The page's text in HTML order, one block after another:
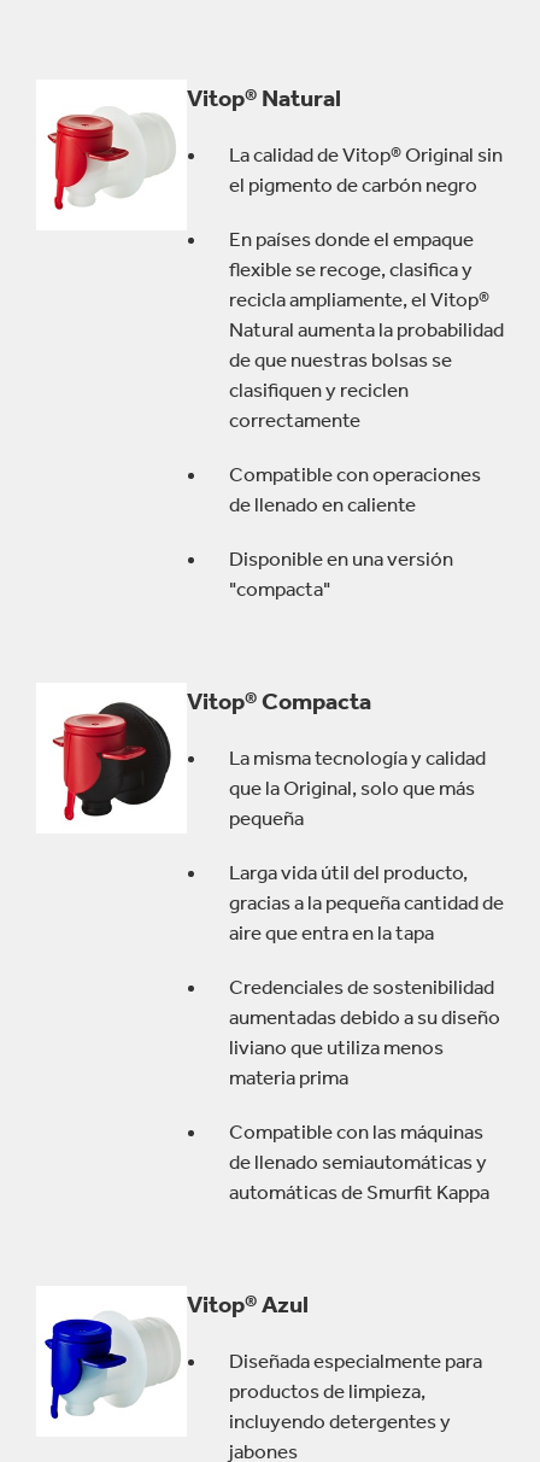
Vitop® Natural
La calidad de Vitop® Original sin
el pigmento de carbón negro
En países donde el empaque
flexible se recoge, clasifica y
recicla ampliamente, el Vitop®
Natural aumenta la probabilidad
de que nuestras bolsas se
clasifiquen y reciclen
correctamente
Compatible con operaciones
de llenado en caliente
Disponible en una versión
"compacta"
Vitop® Compacta
La misma tecnología y calidad
que la Original, solo que más
pequeña
Larga vida útil del producto,
gracias a la pequeña cantidad de
aire que entra en la tapa
Credenciales de sostenibilidad
aumentadas debido a su diseño
liviano que utiliza menos
materia prima
Compatible con las máquinas
de llenado semiautomáticas y
automáticas de Smurfit Kappa
Vitop® Azul
Diseñada especialmente para
productos de limpieza,
incluyendo detergentes y
jabones